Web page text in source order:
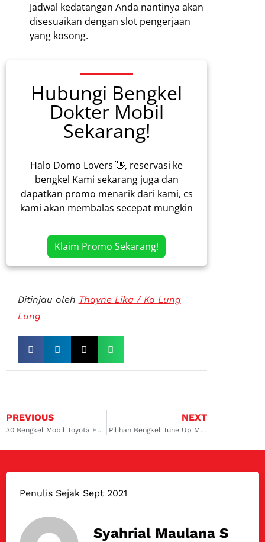
Jadwal kedatangan Anda nantinya akan
disesuaikan dengan slot pengerjaan
yang kosong.
Hubungi Bengkel
Dokter Mobil
Sekarang!
Halo Domo Lovers 👋, reservasi ke
bengkel Kami sekarang juga dan
dapatkan promo menarik dari kami, cs
kami akan membalas secepat mungkin
Klaim Promo Sekarang!
Ditinjau oleh Thayne Lika / Ko Lung
Lung
PREVIOUS
30 Bengkel Mobil Toyota Etios Terpercaya Mengatasi Masalah AC dan Mesin!
NEXT
Pilihan Bengkel Tune Up Mobil Pondok Cabe Terdekat
Penulis Sejak Sept 2021
Syahrial Maulana S